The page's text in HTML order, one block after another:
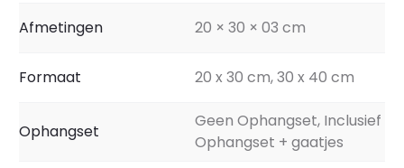
Afmetingen 20 × 30 × 03 cm
Formaat 20 x 30 cm, 30 x 40 cm
Ophangset
Geen Ophangset, Inclusief
Ophangset + gaatjes